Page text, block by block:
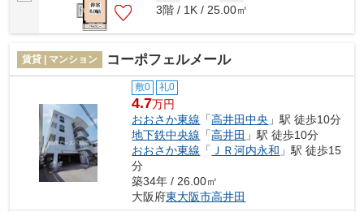
3階 / 1K / 25.00㎡
賃貸 | マンション コーポフェルメール
敷0 礼0
4.7万円
おおさか東線 「高井田中央 」駅 徒歩10分
地下鉄中央線 「高井田 」駅 徒歩10分
おおさか東線 「 ＪＲ河内永和 」駅 徒歩15
分
築34年 / 26.00㎡
大阪府東大阪市高井田